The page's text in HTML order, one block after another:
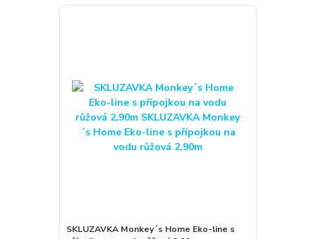
SKLUZAVKA Monkey´s Home Eko-line s